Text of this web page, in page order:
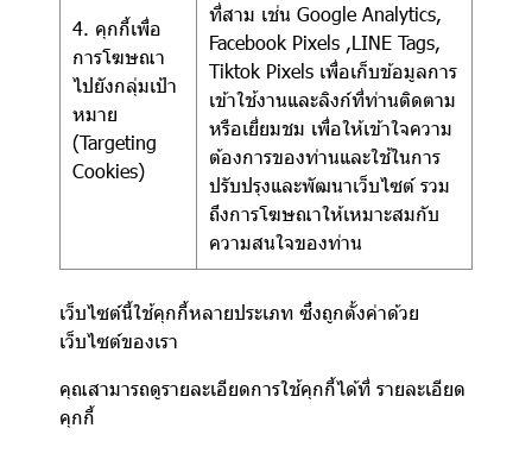
4. คุกกี้เพื่อ
การโฆษณา
ไปยังกลุ่มเป้า
หมาย
(Targeting
Cookies)
ที่สาม เช่น Google Analytics,
Facebook Pixels ,LINE Tags,
Tiktok Pixels เพื่อเก็บข้อมูลการ
เข้าใช้งานและลิงก์ที่ท่านติดตาม
หรือเยี่ยมชม เพื่อให้เข้าใจความ
ต้องการของท่านและใช้ในการ
ปรับปรุงและพัฒนาเว็บไซต์ รวม
ถึงการโฆษณาให้เหมาะสมกับ
ความสนใจของท่าน
เว็บไซต์นี้ใช้คุกกี้หลายประเภท ซึ่งถูกตั้งค่าด้วย
เว็บไซต์ของเรา
คุณสามารถดูรายละเอียดการใช้คุกกี้ได้ที่ รายละเอียด
คุกกี้